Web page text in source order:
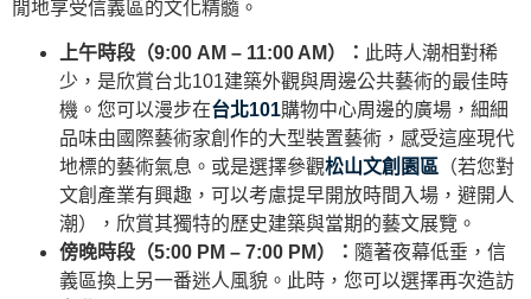
閒地享受信義區的文化精髓。
上午時段（9:00 AM – 11:00 AM）： 此時人潮相對稀
少，是欣賞台北101建築外觀與周邊公共藝術的最佳時
機。您可以漫步在台北101購物中心周邊的廣場，細細
品味由國際藝術家創作的大型裝置藝術，感受這座現代
地標的藝術氣息。或是選擇參觀松山文創園區 （若您對
文創產業有興趣，可以考慮提早開放時間入場，避開人
潮），欣賞其獨特的歷史建築與當期的藝文展覽。
傍晚時段（5:00 PM – 7:00 PM）： 隨著夜幕低垂，信
義區換上另一番迷人風貌。此時，您可以選擇再次造訪